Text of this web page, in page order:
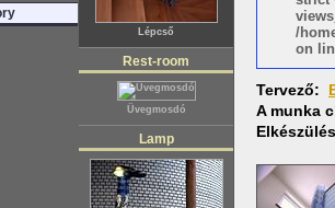
Lépcső
Rest-room
Üvegmosdó
Lamp
/
on
Tervező:
A munka